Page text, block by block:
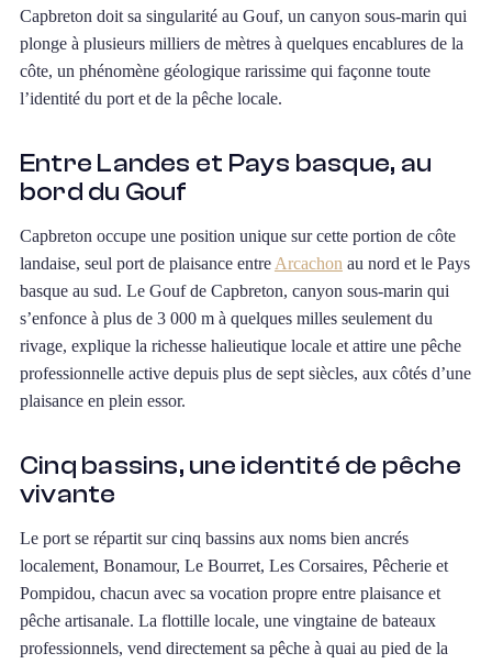
Capbreton doit sa singularité au Gouf, un canyon sous-marin qui
plonge à plusieurs milliers de mètres à quelques encablures de la
côte, un phénomène géologique rarissime qui façonne toute
l’identité du port et de la pêche locale.
Entre Landes et Pays basque, au
bord du Gouf
Capbreton occupe une position unique sur cette portion de côte
landaise, seul port de plaisance entre Arcachon au nord et le Pays
basque au sud. Le Gouf de Capbreton, canyon sous-marin qui
s’enfonce à plus de 3 000 m à quelques milles seulement du
rivage, explique la richesse halieutique locale et attire une pêche
professionnelle active depuis plus de sept siècles, aux côtés d’une
plaisance en plein essor.
Cinq bassins, une identité de pêche
vivante
Le port se répartit sur cinq bassins aux noms bien ancrés
localement, Bonamour, Le Bourret, Les Corsaires, Pêcherie et
Pompidou, chacun avec sa vocation propre entre plaisance et
pêche artisanale. La flottille locale, une vingtaine de bateaux
professionnels, vend directement sa pêche à quai au pied de la